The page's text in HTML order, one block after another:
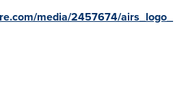
media/2457674/airs_logo_